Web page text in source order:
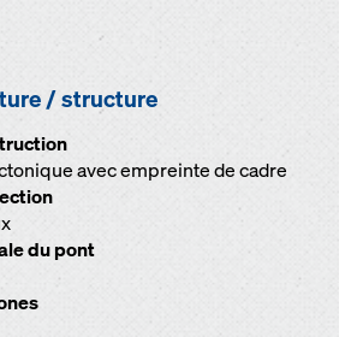
/ structure
avec empreinte de cadre
du pont